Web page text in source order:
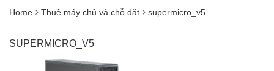
Home Thuê máy chủ và chỗ đặt supermicro_v5
SUPERMICRO_V5